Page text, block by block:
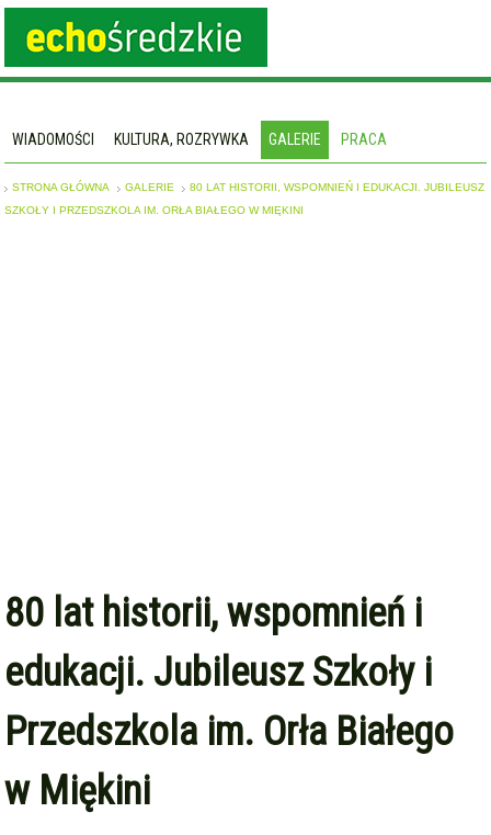
WIADOMOŚCI KULTURA, ROZRYWKA GALERIE PRACA
STRONA GŁÓWNA GALERIE
80 LAT HISTORII, WSPOMNIEŃ I EDUKACJI. JUBILEUSZ
SZKOŁY I PRZEDSZKOLA IM. ORŁA BIAŁEGO W MIĘKINI
80 lat historii, wspomnień i
edukacji. Jubileusz Szkoły i
Przedszkola im. Orła Białego
w Miękini